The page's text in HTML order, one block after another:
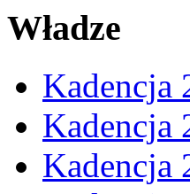
Władze
Kadencja
Kadencja
Kadencja